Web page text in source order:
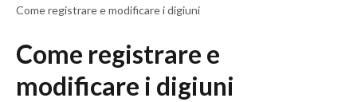
Come registrare e modificare i digiuni
Come registrare e
modificare i digiuni